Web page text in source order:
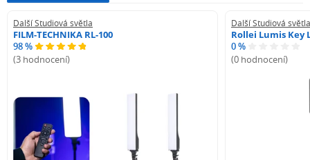
Další Studiová světla
FILM-TECHNIKA RL-100
98 %
(3 hodnocení)
Další Studiová světla
Rollei Lumis Key
0 %
(0 hodnocení)